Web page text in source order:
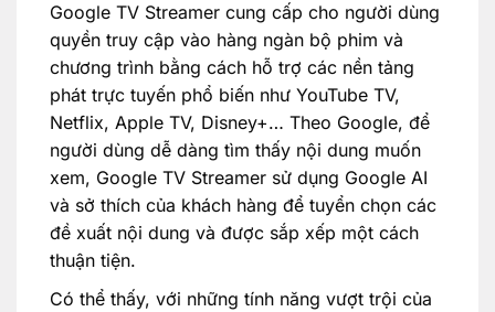
Google TV Streamer cung cấp cho người dùng
quyền truy cập vào hàng ngàn bộ phim và
chương trình bằng cách hỗ trợ các nền tảng
phát trực tuyến phổ biến như YouTube TV,
Netflix, Apple TV, Disney+… Theo Google, để
người dùng dễ dàng tìm thấy nội dung muốn
xem, Google TV Streamer sử dụng Google AI
và sở thích của khách hàng để tuyển chọn các
đề xuất nội dung và được sắp xếp một cách
thuận tiện.
Có thể thấy, với những tính năng vượt trội của